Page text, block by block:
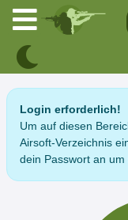
Login erforderlich!
Um auf diesen
Airsoft-Verzeichnis
dein Passwort an